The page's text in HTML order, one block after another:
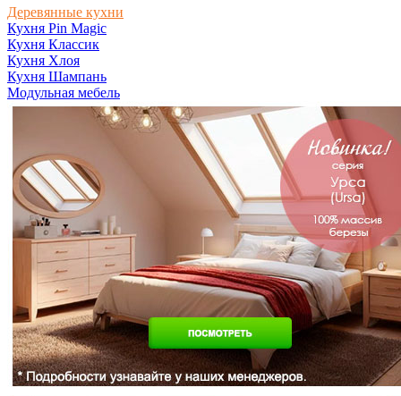
Деревянные кухни
Кухня Pin Magic
Кухня Классик
Кухня Хлоя
Кухня Шампань
Модульная мебель